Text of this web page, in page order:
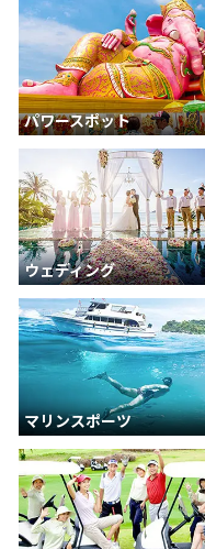
パワースポット
ウェディング
マリンスポーツ